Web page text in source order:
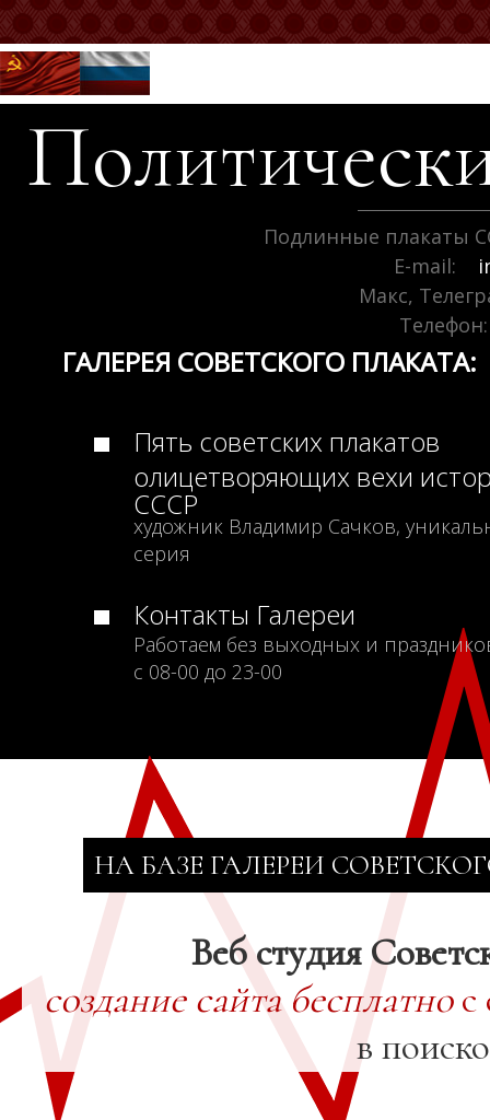
Подлинные плакаты
E-mail:
Макс,
Телефон:
ГАЛЕРЕЯ СОВЕТСКОГО ПЛАКАТА:
Пять советских плакатов
олицетворяющих вехи
СССР
художник Владимир Сачков,
серия
Контакты Галереи
Работаем без выходных и
с 08-00 до 23-00
НА БАЗЕ ГАЛЕРЕИ
Веб студия
создание сайта бесплатнос
в